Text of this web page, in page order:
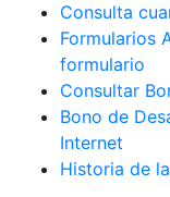
Consulta
Formularios
formulario
Consultar
Bono de
Internet
Historia de